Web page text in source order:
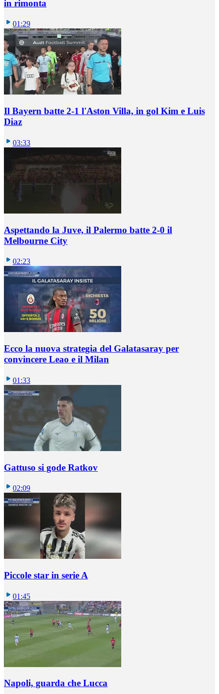
in rimonta
01:29
Il Bayern batte 2-1 l'Aston Villa, in gol Kim e Luis
Diaz
03:33
Aspettando la Juve, il Palermo batte 2-0 il
Melbourne City
02:23
Ecco la nuova strategia del Galatasaray per
convincere Leao e il Milan
01:33
Gattuso si gode Ratkov
02:09
Piccole star in serie A
01:45
Napoli, guarda che Lucca